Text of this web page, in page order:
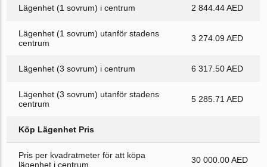
Lägenhet (1 sovrum) i centrum 2 844.44 AED
Lägenhet (1 sovrum) utanför stadens
centrum
3 274.09 AED
Lägenhet (3 sovrum) i centrum 6 317.50 AED
Lägenhet (3 sovrum) utanför stadens
centrum
5 285.71 AED
Köp Lägenhet Pris
Pris per kvadratmeter för att köpa
lägenhet i centrum
30 000.00 AED